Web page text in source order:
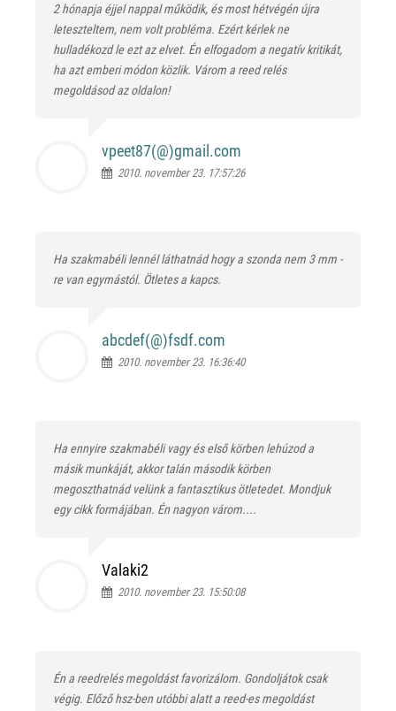
2 hónapja éjjel nappal működik, és most hétvégén újra
leteszteltem, nem volt probléma. Ezért kérlek ne
hulladékozd le ezt az elvet. Én elfogadom a negatív kritikát,
ha azt emberi módon közlik. Várom a reed relés
megoldásod az oldalon!
vpeet87(@)gmail.com
2010. november 23. 17:57:26
Ha szakmabéli lennél láthatnád hogy a szonda nem 3 mm -
re van egymástól. Ötletes a kapcs.
abcdef(@)fsdf.com
2010. november 23. 16:36:40
Ha ennyire szakmabéli vagy és első körben lehúzod a
másik munkáját, akkor talán második körben
megoszthatnád velünk a fantasztikus ötletedet. Mondjuk
egy cikk formájában. Én nagyon várom....
Valaki2
2010. november 23. 15:50:08
Én a reedrelés megoldást favorizálom. Gondoljátok csak
végig. Előző hsz-ben utóbbi alatt a reed-es megoldást